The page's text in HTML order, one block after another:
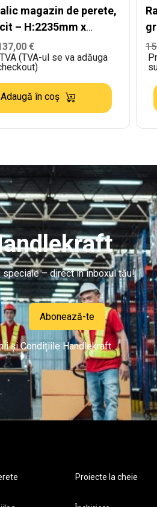
magazin de perete,
– H:2235mm x
x W:500mm
€
(TVA-ul se va adăuga
Adaugă în coș
– direct în inboxul tău!
Abonează-te
și Condițiile Handlekraft.
Proiecte la cheie